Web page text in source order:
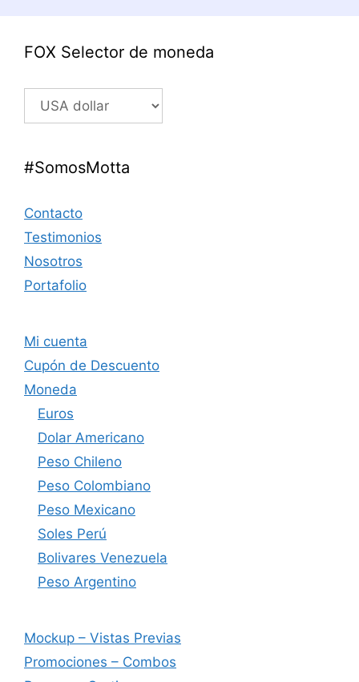
FOX Selector de moneda
#SomosMotta
Contacto
Testimonios
Nosotros
Portafolio
Mi cuenta
Cupón de Descuento
Moneda
Euros
Dolar Americano
Peso Chileno
Peso Colombiano
Peso Mexicano
Soles Perú
Bolivares Venezuela
Peso Argentino
Mockup – Vistas Previas
Promociones – Combos